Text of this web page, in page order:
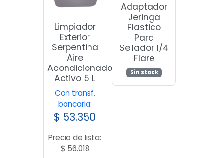
Limpiador
Exterior
Serpentina
Aire
Acondicionado
Activo 5 L
Con transf.
bancaria:
$ 53.350
Precio de lista:
$ 56.018
Adaptador
Jeringa
Plastico
Para
Sellador 1/4
Flare
Sin stock